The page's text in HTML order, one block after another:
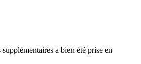
a bien été prise en